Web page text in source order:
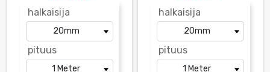
halkaisija
pituus
halkaisija
pituus